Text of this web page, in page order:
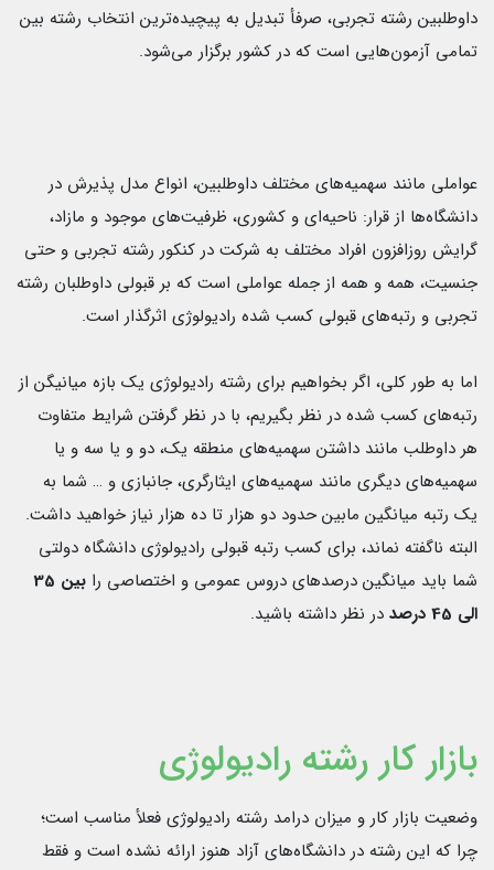
داوطلبین رشته تجربی، صرفأ تبدیل به پیچیده‌ترین انتخاب رشته بین
تمامی آزمون‌هایی است که در کشور برگزار می‌شود.
عواملی مانند سهمیه‌های مختلف داوطلبین، انواع مدل پذیرش در
دانشگاه‌ها از قرار: ناحیه‌ای و کشوری، ظرفیت‌های موجود و مازاد،
گرایش روزافزون افراد مختلف به شرکت در کنکور رشته تجربی و حتی
جنسیت، همه و همه از جمله عواملی است که بر قبولی داوطلبان رشته
تجربی و رتبه‌های قبولی کسب شده رادیولوژی اثرگذار است.
اما به طور کلی، اگر بخواهیم برای رشته رادیولوژی یک بازه میانیگن از
رتبه‌های کسب شده در نظر بگیریم، با در نظر گرفتن شرایط متفاوت
هر داوطلب مانند داشتن سهمیه‌های منطقه یک، دو و یا سه و یا
سهمیه‌های دیگری مانند سهمیه‌های ایثارگری، جانبازی و … شما به
یک رتبه میانگین مابین حدود دو هزار تا ده هزار نیاز خواهید داشت.
البته ناگفته نماند، برای کسب رتبه قبولی رادیولوژی دانشگاه دولتی
شما باید میانگین درصدهای دروس عمومی و اختصاصی را
بین 35
الی 45 درصد
در نظر داشته باشید.
بازار کار رشته رادیولوژی
وضعیت بازار کار و میزان درامد رشته رادیولوژی فعلأ مناسب است؛
چرا که این رشته در دانشگاه‌های آزاد هنوز ارائه نشده است و فقط